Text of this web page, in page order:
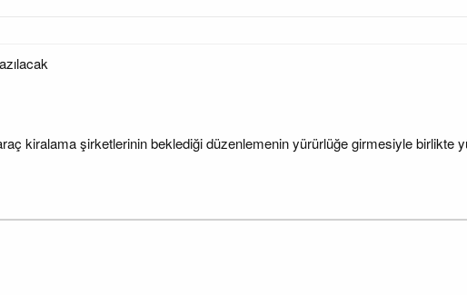
kiralama şirketlerinin beklediği düzenlemenin yürürlüğe girmesiyle birlikte